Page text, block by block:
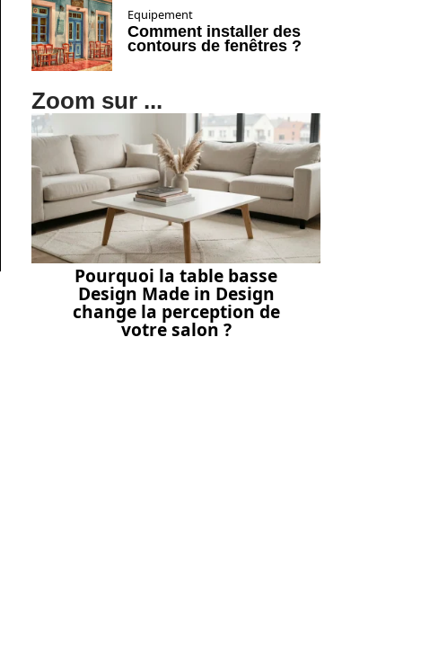
Equipement
Comment installer des
contours de fenêtres ?
Zoom sur ...
Pourquoi la table basse
Design Made in Design
change la perception de
votre salon ?